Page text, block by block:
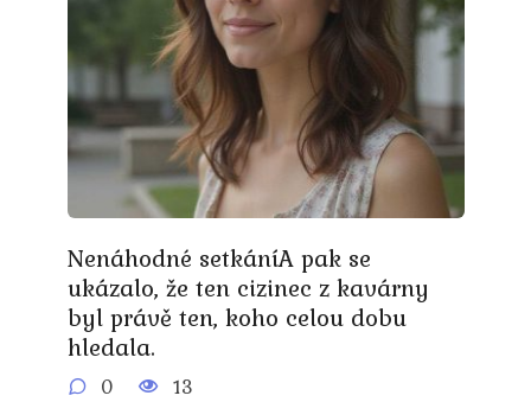
Nenáhodné setkáníA pak se
ukázalo, že ten cizinec z kavárny
byl právě ten, koho celou dobu
hledala.
0 13